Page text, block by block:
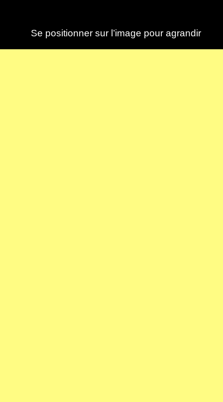
Se positionner sur l’image pour agrandir